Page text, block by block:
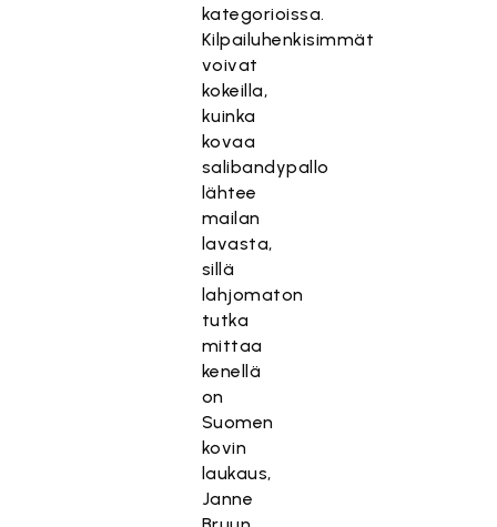
kategorioissa.
Kilpailuhenkisimmät
voivat
kokeilla,
kuinka
kovaa
salibandypallo
lähtee
mailan
lavasta,
sillä
lahjomaton
tutka
mittaa
kenellä
on
Suomen
kovin
laukaus,
Janne